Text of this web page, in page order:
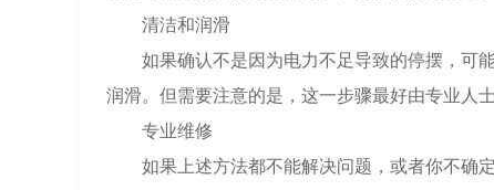
清洁和润滑
如果确认不是因为电力不足导致的停摆，可能
润滑。但需要注意的是，这一步骤最好由专业人士
专业维修
如果上述方法都不能解决问题，或者你不确定